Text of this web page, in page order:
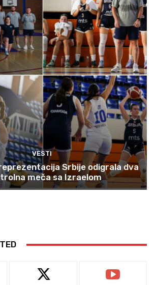
VESTI
Srbije odigrala dva
meča sa Izraelom